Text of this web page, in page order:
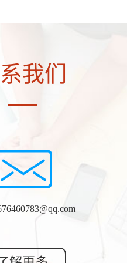
我们